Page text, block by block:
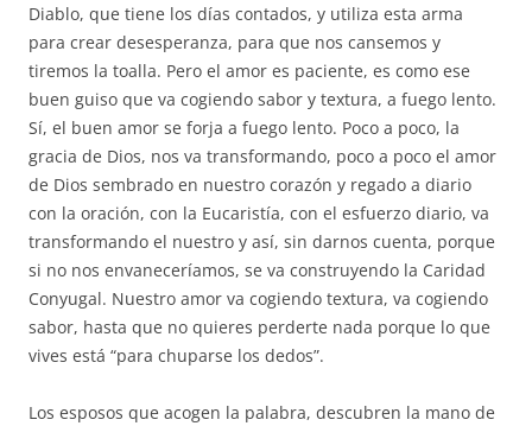
Diablo, que tiene los días contados, y utiliza esta arma
para crear desesperanza, para que nos cansemos y
tiremos la toalla. Pero el amor es paciente, es como ese
buen guiso que va cogiendo sabor y textura, a fuego lento.
Sí, el buen amor se forja a fuego lento. Poco a poco, la
gracia de Dios, nos va transformando, poco a poco el amor
de Dios sembrado en nuestro corazón y regado a diario
con la oración, con la Eucaristía, con el esfuerzo diario, va
transformando el nuestro y así, sin darnos cuenta, porque
si no nos envaneceríamos, se va construyendo la Caridad
Conyugal. Nuestro amor va cogiendo textura, va cogiendo
sabor, hasta que no quieres perderte nada porque lo que
vives está “para chuparse los dedos”.
Los esposos que acogen la palabra, descubren la mano de